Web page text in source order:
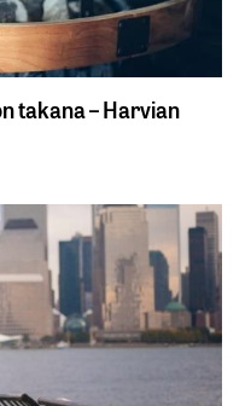
takana – Harvian